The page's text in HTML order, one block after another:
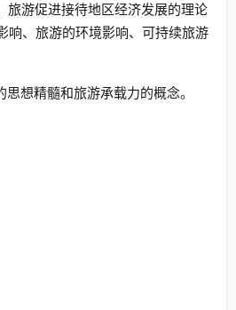
旅游促进接待地区经济发展的理论
响、旅游的环境影响、可持续旅游
想精髓和旅游承载力的概念。